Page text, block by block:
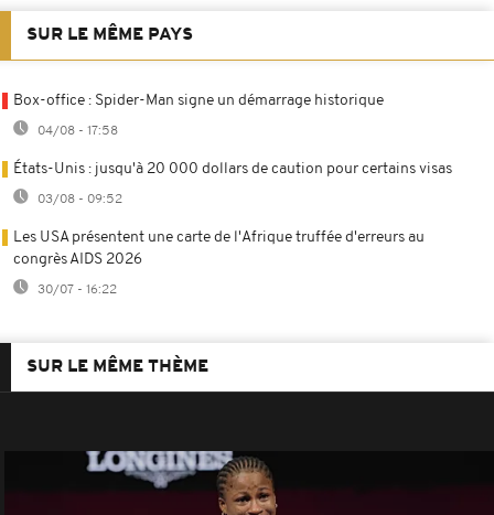
SUR LE MÊME PAYS
Box-office : Spider-Man signe un démarrage historique
04/08 - 17:58
États-Unis : jusqu'à 20 000 dollars de caution pour certains visas
03/08 - 09:52
Les USA présentent une carte de l'Afrique truffée d'erreurs au
congrès AIDS 2026
30/07 - 16:22
SUR LE MÊME THÈME